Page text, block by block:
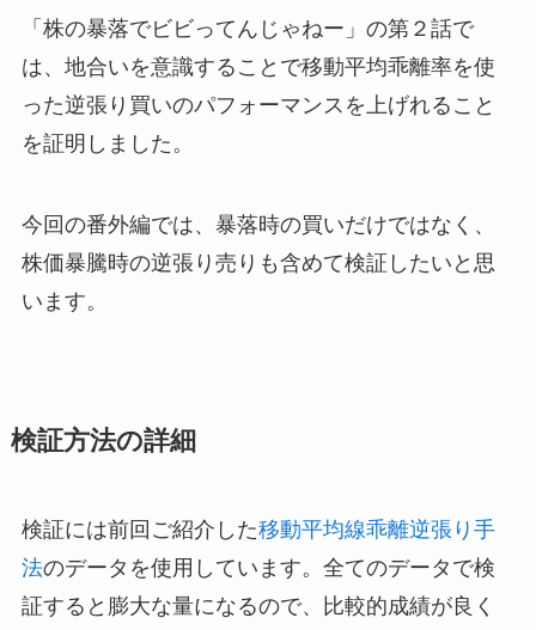
「株の暴落でビビってんじゃねー」の第２話で
は、地合いを意識することで移動平均乖離率を使
った逆張り買いのパフォーマンスを上げれること
を証明しました。
今回の番外編では、暴落時の買いだけではなく、
株価暴騰時の逆張り売りも含めて検証したいと思
います。
検証方法の詳細
検証には前回ご紹介した移動平均線乖離逆張り手
法のデータを使用しています。全てのデータで検
証すると膨大な量になるので、比較的成績が良く